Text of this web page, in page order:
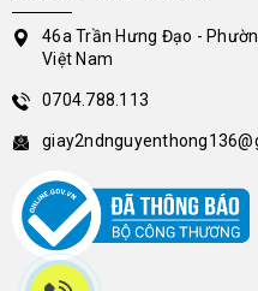
46a Trần Hưng Đạo -
Việt Nam
0704.788.113